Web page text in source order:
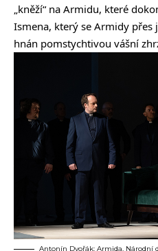
„kněží“ na Armidu, které
Ismena, který se Armidy
hnán pomstychtivou vášní
Antonín Dvořák: Armida, Národní